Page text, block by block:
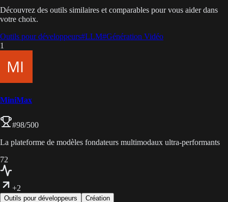
Découvrez des outils similaires et comparables pour vous aider dans
votre choix.
Outils pour développeurs#LLM#Génération Vidéo
1
MiniMax
#98/500
La plateforme de modèles fondateurs multimodaux ultra-performants
72
+2
Outils pour développeurs Création